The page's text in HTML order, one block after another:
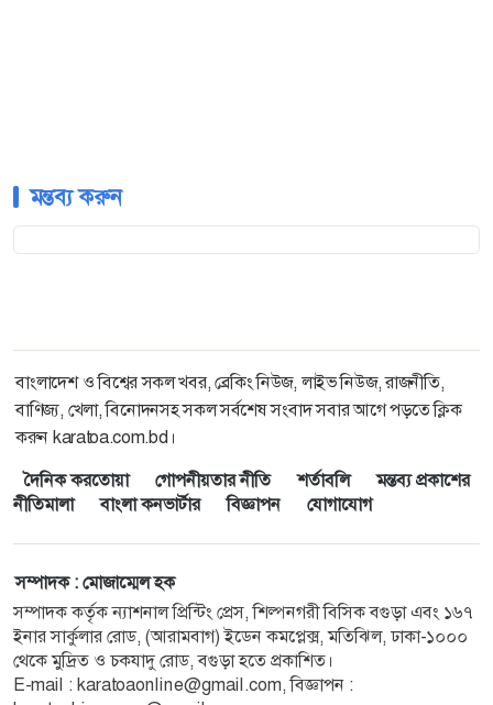
মন্তব্য করুন
বাংলাদেশ ও বিশ্বের সকল খবর, ব্রেকিং নিউজ, লাইভ নিউজ, রাজনীতি,
বাণিজ্য, খেলা, বিনোদনসহ সকল সর্বশেষ সংবাদ সবার আগে পড়তে ক্লিক
করুন karatoa.com.bd।
দৈনিক করতোয়া
গোপনীয়তার নীতি শর্তাবলি
মন্তব্য প্রকাশের
নীতিমালা
বাংলা কনভার্টার বিজ্ঞাপন যোগাযোগ
সম্পাদক : মোজাম্মেল হক
সম্পাদক কর্তৃক ন্যাশনাল প্রিন্টিং প্রেস, শিল্পনগরী বিসিক বগুড়া এবং ১৬৭
ইনার সার্কুলার রোড, (আরামবাগ) ইডেন কমপ্লেক্স, মতিঝিল, ঢাকা-১০০০
থেকে মুদ্রিত ও চকযাদু রোড, বগুড়া হতে প্রকাশিত।
E-mail : karatoaonline@gmail.com, বিজ্ঞাপন :